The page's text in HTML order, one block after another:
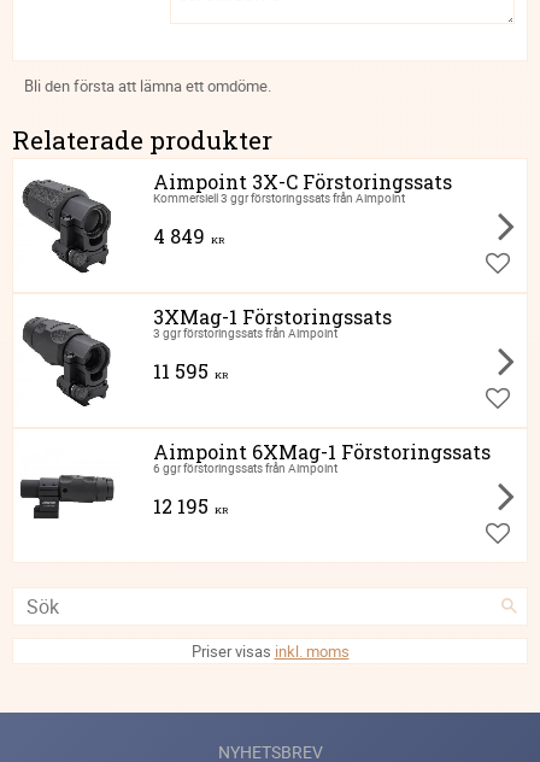
Bli den första att lämna ett omdöme.
Relaterade produkter
Aimpoint 3X-C Förstoringssats
Kommersiell 3 ggr förstoringssats från Aimpoint
4 849 KR
Lägg
3XMag-1 Förstoringssats
3 ggr förstoringssats från Aimpoint
11 595 KR
Lägg
Aimpoint 6XMag-1 Förstoringssats
6 ggr förstoringssats från Aimpoint
12 195 KR
Lägg
Priser visas inkl. moms
NYHETSBREV